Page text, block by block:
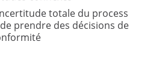
totale du process
prendre des décisions de